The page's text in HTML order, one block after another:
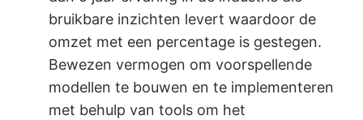
bruikbare inzichten levert waardoor de
omzet met een percentage is gestegen.
Bewezen vermogen om voorspellende
modellen te bouwen en te implementeren
met behulp van tools om het